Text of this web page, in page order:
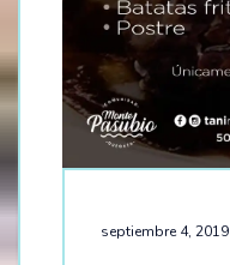
septiembre 4, 2019